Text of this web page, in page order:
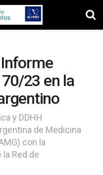
23 en la
y DDHH
de Medicina
con la
Red de